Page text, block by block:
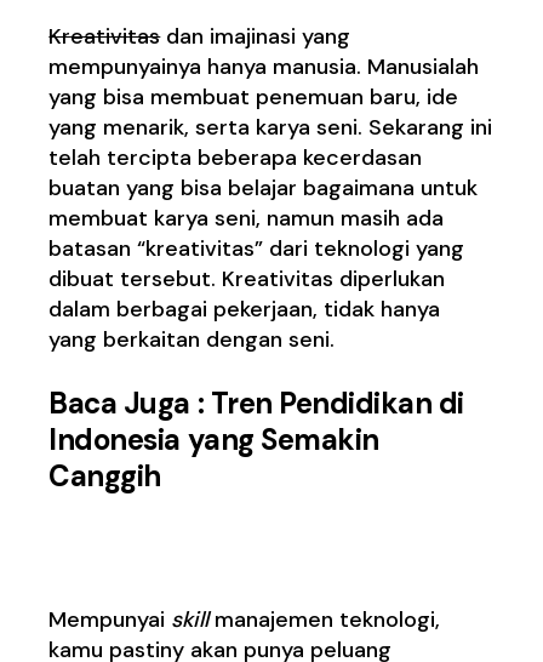
Kreativitasdan imajinasi yang
mempunyainya hanya manusia. Manusialah
yang bisa membuat penemuan baru, ide
yang menarik, serta karya seni. Sekarang ini
telah tercipta beberapa kecerdasan
buatan yang bisa belajar bagaimana untuk
membuat karya seni, namun masih ada
batasan “kreativitas” dari teknologi yang
dibuat tersebut. Kreativitas diperlukan
dalam berbagai pekerjaan, tidak hanya
yang berkaitan dengan seni.
Baca Juga : Tren Pendidikan di
Indonesia yang Semakin
Canggih
Mempunyai skillmanajemen teknologi,
kamu pastiny akan punya peluang